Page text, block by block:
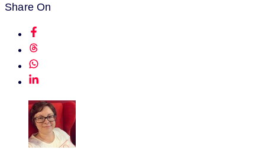
Share On